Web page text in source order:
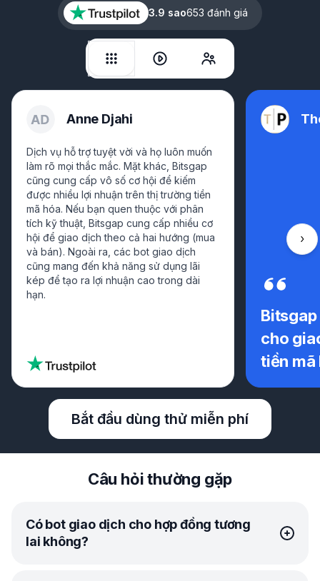
3.9 sao653 đánh giá
Anne Djahi
Dịch vụ hỗ trợ tuyệt vời và họ luôn muốn
làm rõ mọi thắc mắc. Mặt khác, Bitsgap
cũng cung cấp vô số cơ hội để kiếm
được nhiều lợi nhuận trên thị trường tiền
mã hóa. Nếu bạn quen thuộc với phân
tích kỹ thuật, Bitsgap cung cấp nhiều cơ
hội để giao dịch theo cả hai hướng (mua
và bán). Ngoài ra, các bot giao dịch
cũng mang đến khả năng sử dụng lãi
kép để tạo ra lợi nhuận cao trong dài
hạn.
cho
tiền mã
Bắt đầu dùng thử miễn phí
Câu hỏi thường gặp
Có bot giao dịch cho hợp đồng tương
lai không?